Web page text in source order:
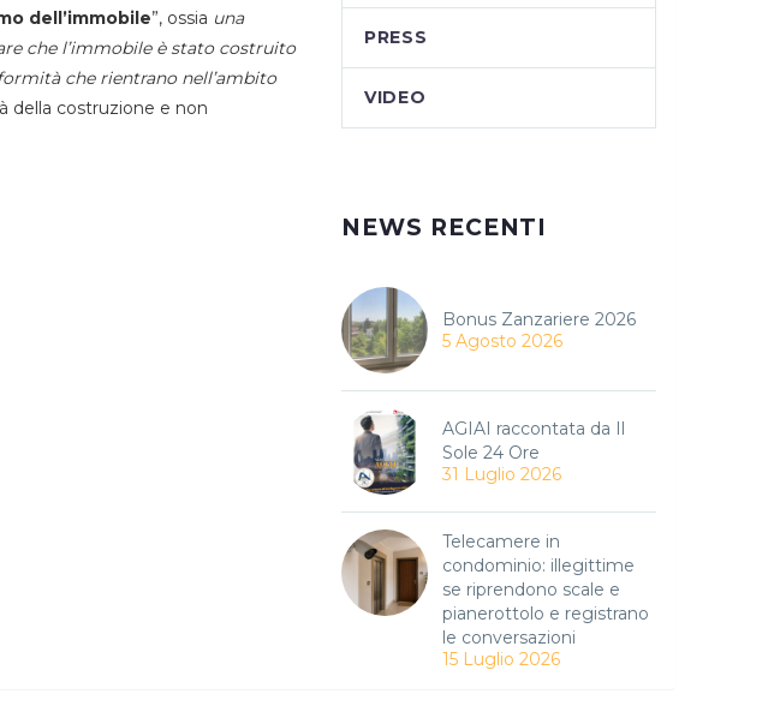
dell’immobile”, ossia una
che l’immobile è stato costruito
che rientrano nell’ambito
della costruzione e non
PRESS
VIDEO
NEWS RECENTI
Bonus Zanzariere 2026
5 Agosto 2026
AGIAI raccontata da Il
Sole 24 Ore
31 Luglio 2026
Telecamere in
condominio: illegittime
se riprendono scale e
pianerottolo e registrano
le conversazioni
15 Luglio 2026